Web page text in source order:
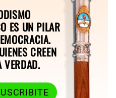
ES UN PILAR
CREEN
VERDAD.